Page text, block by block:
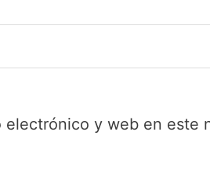
electrónico y web en este